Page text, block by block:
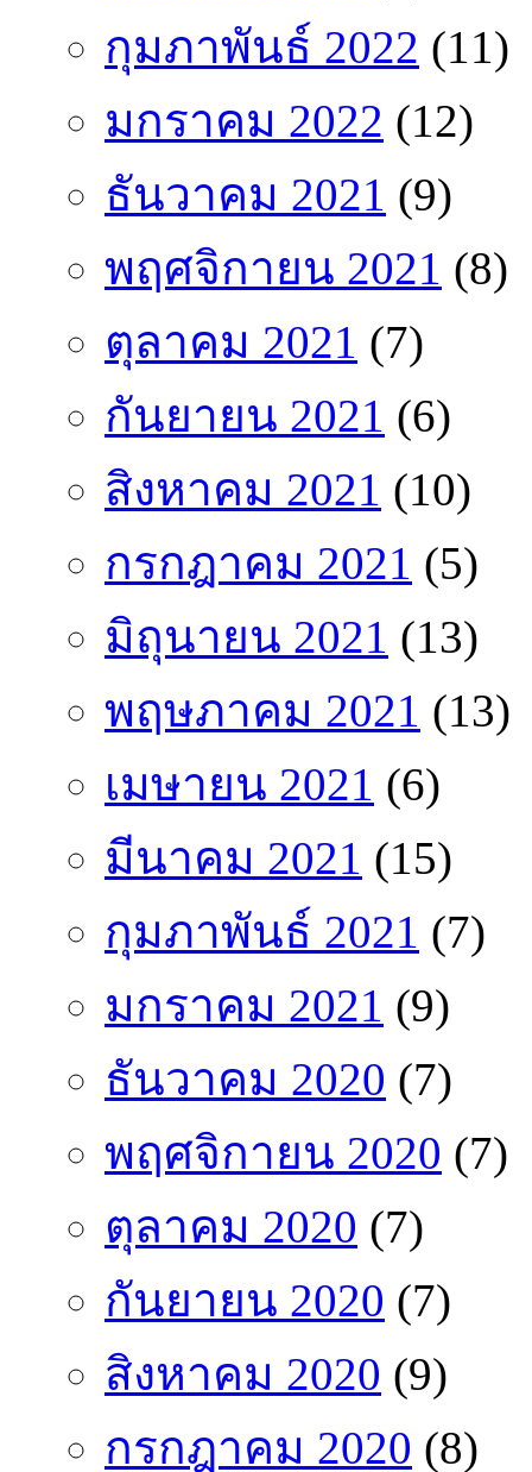
กุมภาพันธ์ 2022 (11)
มกราคม 2022 (12)
ธันวาคม 2021 (9)
พฤศจิกายน 2021 (8)
ตุลาคม 2021 (7)
กันยายน 2021 (6)
สิงหาคม 2021 (10)
กรกฎาคม 2021 (5)
มิถุนายน 2021 (13)
พฤษภาคม 2021 (13)
เมษายน 2021 (6)
มีนาคม 2021 (15)
กุมภาพันธ์ 2021 (7)
มกราคม 2021 (9)
ธันวาคม 2020 (7)
พฤศจิกายน 2020 (7)
ตุลาคม 2020 (7)
กันยายน 2020 (7)
สิงหาคม 2020 (9)
กรกฎาคม 2020 (8)